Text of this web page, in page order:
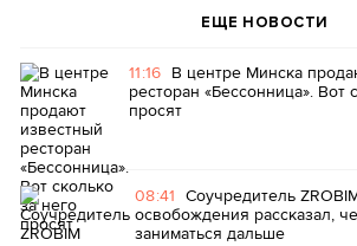
ЕЩЕ НОВОСТИ
11:16 В центре Минска
ресторан «Бессонница». Вот
просят
08:41 Соучредитель
освобождения рассказал,
заниматься дальше